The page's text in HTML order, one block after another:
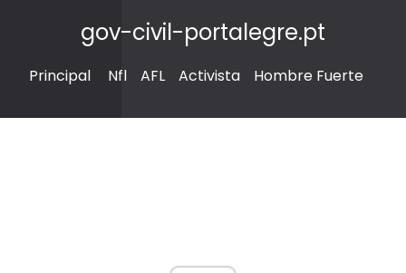
gov-civil-portalegre.pt
Principal Nfl AFL Activista Hombre Fuerte